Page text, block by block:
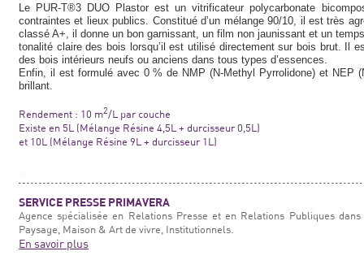
Le PUR-T®3 DUO Plastor est un vitrificateur polycarbonate
contraintes et lieux publics. Constitué d’un mélange 90/10, il est très
classé A+, il donne un bon garnissant, un film non jaunissant et un
tonalité claire des bois lorsqu’il est utilisé directement sur bois brut. Il
des bois intérieurs neufs ou anciens dans tous types d’essences.
Enfin, il est formulé avec 0 % de NMP (N-Methyl Pyrrolidone) et NEP
brillant.
Rendement : 10 m2/L par couche
Existe en 5L (Mélange Résine 4,5L + durcisseur 0,5L)
et 10L (Mélange Résine 9L + durcisseur 1L)
SERVICE PRESSE PRIMAVERA
Agence spécialisée en Relations Presse et en Relations Publiques
Paysage, Maison & Art de vivre, Institutionnels.
En savoir plus